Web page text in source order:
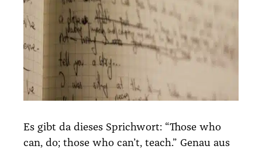
Es gibt da die­ses Sprich­wort: “Tho­se who
can, do; tho­se who can’t, teach.” Genau aus